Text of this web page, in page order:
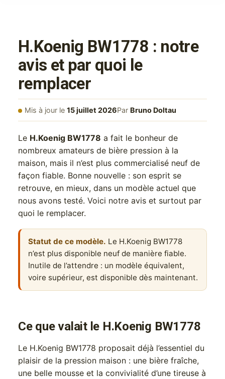
H.Koenig BW1778 : notre
avis et par quoi le
remplacer
Mis à jour le 15 juillet 2026Par Bruno Doltau
Le H.Koenig BW1778 a fait le bonheur de
nombreux amateurs de bière pression à la
maison, mais il n’est plus commercialisé neuf de
façon fiable. Bonne nouvelle : son esprit se
retrouve, en mieux, dans un modèle actuel que
nous avons testé. Voici notre avis et surtout par
quoi le remplacer.
Statut de ce modèle. Le H.Koenig BW1778
n’est plus disponible neuf de manière fiable.
Inutile de l’attendre : un modèle équivalent,
voire supérieur, est disponible dès maintenant.
Ce que valait le H.Koenig BW1778
Le H.Koenig BW1778 proposait déjà l’essentiel du
plaisir de la pression maison : une bière fraîche,
une belle mousse et la convivialité d’une tireuse à